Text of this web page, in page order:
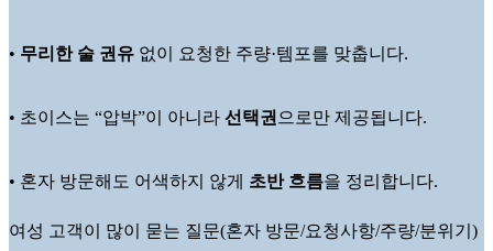
• 무리한 술 권유 없이 요청한 주량·템포를 맞춥니다.
• 초이스는 “압박”이 아니라 선택권 으로만 제공됩니다.
• 혼자 방문해도 어색하지 않게 초반 흐름을 정리합니다.
여성 고객이 많이 묻는 질문(혼자 방문/요청사항/주량/분위기)